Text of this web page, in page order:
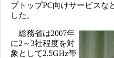
プトップPC向けサービスな
した。
総務省は2007年
に2～3社程度を対
象として2.5GHz帯